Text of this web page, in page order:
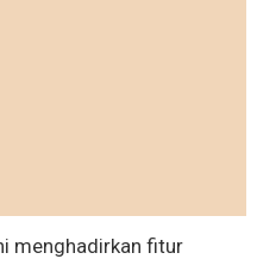
menghadirkan fitur